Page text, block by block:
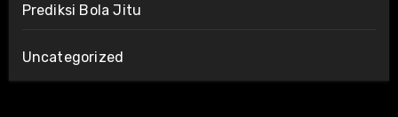
Prediksi Bola Jitu
Uncategorized